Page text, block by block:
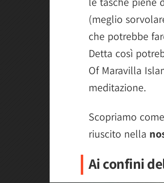
(meglio
che potrebbe
Detta così
Of Maravilla
meditazione.
Scopriamo
riuscito nella
Ai confini